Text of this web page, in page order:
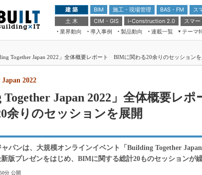
建 築 BIM 施工・現場管理 BAS・FM
ス
土 木
CIM・GIS i-Construction 2.0
スマ
業界動向
導入事例 製品動向 連載一覧
テーマ
ドローンがもたらす建設業界の“ゲー
ムチェンジ” Ver.2.0
“Society5.0”時代のスマートビル
VR／ARが描くモノづくりのミライ
第8回 国際 建設・測量展
築・土木・不動産の先端技術展－
Japan Drone 2023
2020
日本 ものづくりワールド 2020
メンテナンス・レジリエンス
Together Japan 2022」全体概要レポート BIMに関わる20余りのセッションを
Together Japan 2022」全体概要レ
余りのセッションを展開
2022
パンは、大規模オンラインイベント「Building Together Japan
新版プレゼンをはじめ、BIMに関する総計20ものセッションが
分 公開